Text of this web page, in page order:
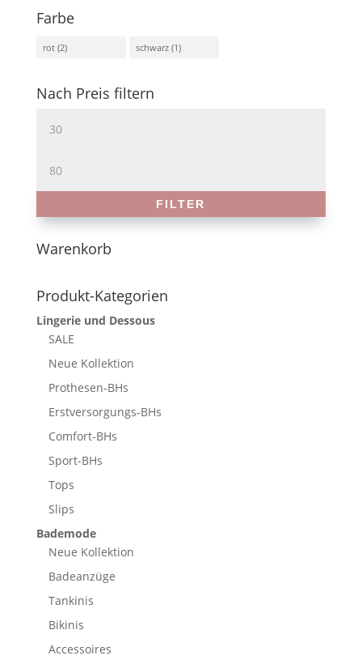
Farbe
rot (2) schwarz (1)
Nach Preis filtern
FILTER
Warenkorb
Produkt-Kategorien
Lingerie und Dessous
SALE
Neue Kollektion
Prothesen-BHs
Erstversorgungs-BHs
Comfort-BHs
Sport-BHs
Tops
Slips
Bademode
Neue Kollektion
Badeanzüge
Tankinis
Bikinis
Accessoires